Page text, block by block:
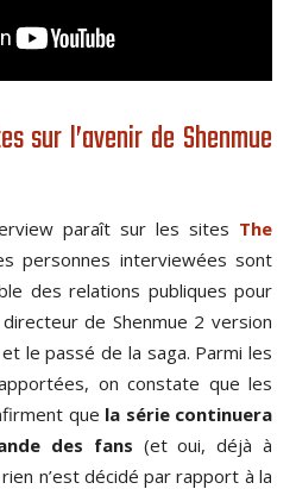
sur l’avenir de Shenmue
paraît sur les sites The
personnes interviewées sont
des relations publiques pour
de Shenmue 2 version
le passé de la saga. Parmi les
on constate que les
que la série continuera
des fans (et oui, déjà à
n’est décidé par rapport à la